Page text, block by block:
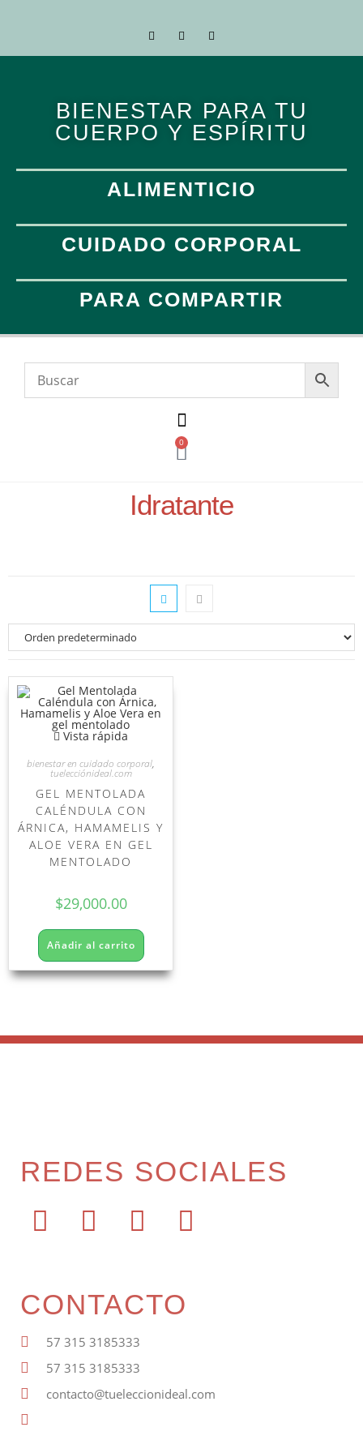
BIENESTAR PARA TU
CUERPO Y ESPÍRITU
ALIMENTICIO
CUIDADO CORPORAL
PARA COMPARTIR
0
Idratante
Vista rápida
bienestar en cuidado corporal,
tuelecciónideal.com
GEL MENTOLADA
CALÉNDULA CON
ÁRNICA, HAMAMELIS Y
ALOE VERA EN GEL
MENTOLADO
$29,000.00
Añadir al carrito
REDES SOCIALES
CONTACTO
57 315 3185333
57 315 3185333
contacto@tueleccionideal.com